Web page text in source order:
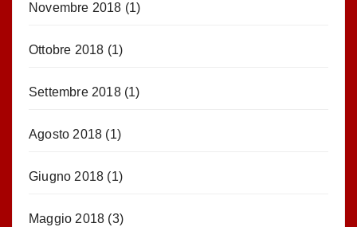
Novembre 2018 (1)
Ottobre 2018 (1)
Settembre 2018(1)
Agosto 2018 (1)
Giugno 2018 (1)
Maggio 2018 (3)